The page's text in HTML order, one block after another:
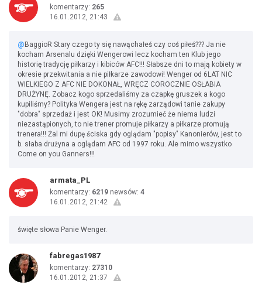
komentarzy: 265
16.01.2012, 21:43
@ BaggioR Stary czego ty się nawąchałeś czy coś piłeś??? Ja nie
kocham Arsenalu dzięki Wengerowi lecz kocham ten Klub jego
historię tradycję piłkarzy i kibiców AFC!!! Słabsze dni to mają kobiety w
okresie przekwitania a nie piłkarze zawodowi! Wenger od 6LAT NIC
WIELKIEGO Z AFC NIE DOKONAŁ, WRĘCZ COROCZNIE OSŁABIA
DRUŻYNĘ. Zobacz kogo sprzedaliśmy za czapkę gruszek a kogo
kupiliśmy? Polityka Wengera jest na rękę zarządowi tanie zakupy
"dobra" sprzedaż i jest OK! Musimy zrozumieć że niema ludzi
niezastąpionych, to nie trener promuje piłkarzy a piłkarze promują
trenera!!! Żal mi dupę ściska gdy oglądam "popisy" Kanonierów, jest to
b. słaba drużyna a oglądam AFC od 1997 roku. Ale mimo wszystko
Come on you Ganners!!!
armata_PL
komentarzy: 6219 newsów: 4
16.01.2012, 21:42
święte słowa Panie Wenger.
fabregas1987
komentarzy: 27310
16.01.2012, 21:37